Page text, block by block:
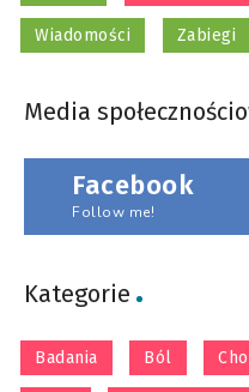
Wiadomości Zabiegi
Media
Facebook
Follow me!
Kategorie
Badania Ból